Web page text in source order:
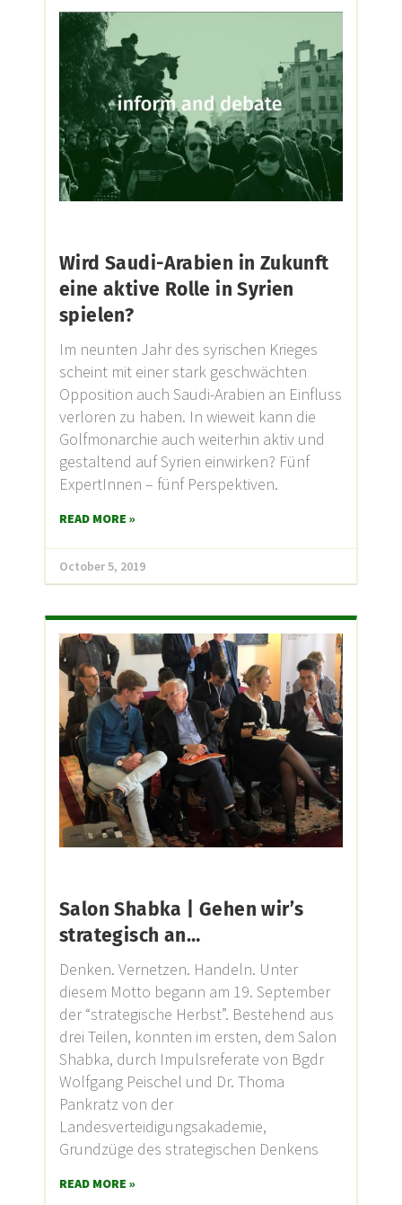
Wird Saudi-Arabien in Zukunft
eine aktive Rolle in Syrien
spielen?
Im neunten Jahr des syrischen Krieges
scheint mit einer stark geschwächten
Opposition auch Saudi-Arabien an Einfluss
verloren zu haben. In wieweit kann die
Golfmonarchie auch weiterhin aktiv und
gestaltend auf Syrien einwirken? Fünf
ExpertInnen – fünf Perspektiven.
READ MORE »
October 5, 2019
Salon Shabka | Gehen wir’s
strategisch an…
Denken. Vernetzen. Handeln. Unter
diesem Motto begann am 19. September
der “strategische Herbst”. Bestehend aus
drei Teilen, konnten im ersten, dem Salon
Shabka, durch Impulsreferate von Bgdr
Wolfgang Peischel und Dr. Thoma
Pankratz von der
Landesverteidigungsakademie,
Grundzüge des strategischen Denkens
READ MORE »